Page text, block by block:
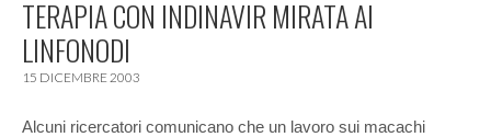
TERAPIA CON INDINAVIR MIRATA AI
LINFONODI
15 DICEMBRE 2003
Alcuni ricercatori comunicano che un lavoro sui macachi